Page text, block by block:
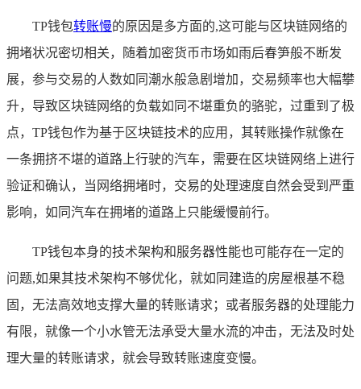
TP钱包转账慢的原因是多方面的,这可能与区块链网络的
拥堵状况密切相关，随着加密货币市场如雨后春笋般不断发
展，参与交易的人数如同潮水般急剧增加，交易频率也大幅攀
升，导致区块链网络的负载如同不堪重负的骆驼，过重到了极
点，TP钱包作为基于区块链技术的应用，其转账操作就像在
一条拥挤不堪的道路上行驶的汽车，需要在区块链网络上进行
验证和确认，当网络拥堵时，交易的处理速度自然会受到严重
影响，如同汽车在拥堵的道路上只能缓慢前行。
TP钱包本身的技术架构和服务器性能也可能存在一定的
问题,如果其技术架构不够优化，就如同建造的房屋根基不稳
固，无法高效地支撑大量的转账请求；或者服务器的处理能力
有限，就像一个小水管无法承受大量水流的冲击，无法及时处
理大量的转账请求，就会导致转账速度变慢。